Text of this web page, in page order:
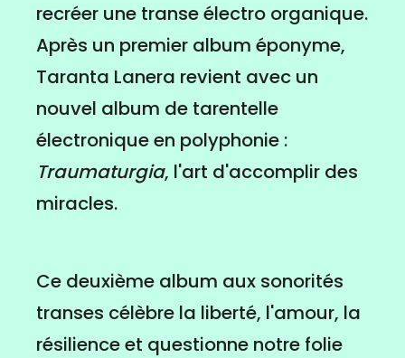
recréer une transe électro organique.
Après un premier album éponyme,
Taranta Lanera revient avec un
nouvel album de tarentelle
électronique en polyphonie :
Traumaturgia, l'art d'accomplir des
miracles.
Ce deuxième album aux sonorités
transes célèbre la liberté, l'amour, la
résilience et questionne notre folie